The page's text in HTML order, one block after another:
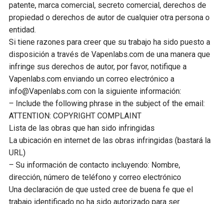
patente, marca comercial, secreto comercial, derechos de
propiedad o derechos de autor de cualquier otra persona o
entidad.
Si tiene razones para creer que su trabajo ha sido puesto a
disposición a través de Vapenlabs.com de una manera que
infringe sus derechos de autor, por favor, notifique a
Vapenlabs.com enviando un correo electrónico a
info@Vapenlabs.com con la siguiente información:
– Include the following phrase in the subject of the email:
ATTENTION: COPYRIGHT COMPLAINT
Lista de las obras que han sido infringidas
La ubicación en internet de las obras infringidas (bastará la
URL)
– Su información de contacto incluyendo: Nombre,
dirección, número de teléfono y correo electrónico
Una declaración de que usted cree de buena fe que el
trabajo identificado no ha sido autorizado para ser